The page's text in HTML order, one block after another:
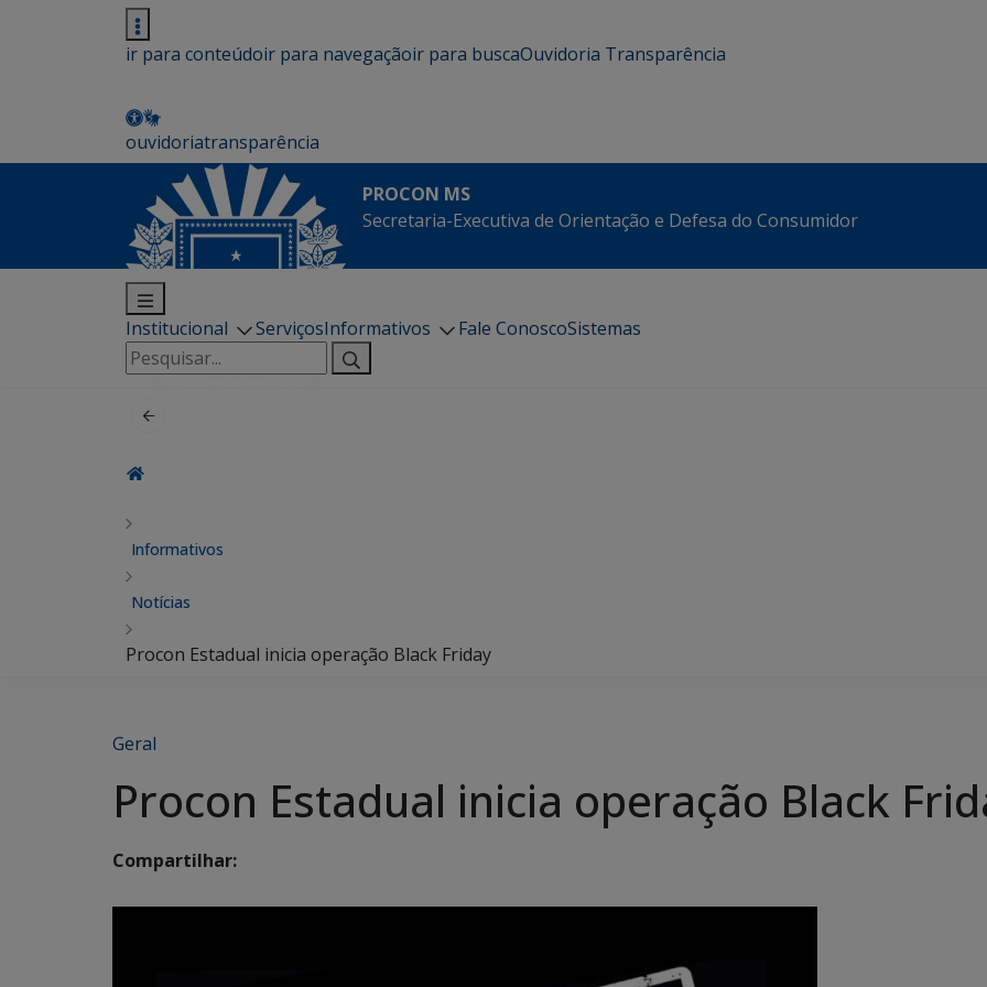
ir para conteúdoir para navegaçãoir para buscaOuvidoria Transparência
ouvidoriatransparência
PROCON MS
Secretaria-Executiva de Orientação e Defesa do Consumidor
Institucional ServiçosInformativos Fale ConoscoSistemas
Pesquisar
por:
Informativos
Notícias
Procon Estadual inicia operação Black Friday
Geral
Procon Estadual inicia operação Black
Compartilhar: